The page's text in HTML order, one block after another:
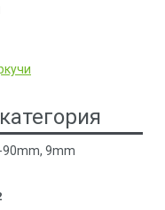
90mm, 9mm